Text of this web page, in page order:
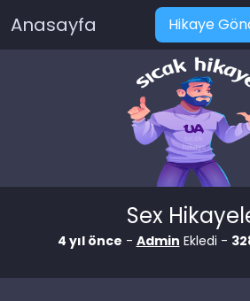
Anasayfa Hikaye
Sex
4 yıl önce - Admin Ekledi -